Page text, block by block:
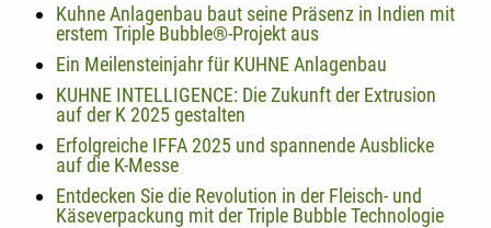
Kuhne Anlagenbau baut seine Präsenz in Indien mit
erstem Triple Bubble®-Projekt aus
Ein Meilensteinjahr für KUHNE Anlagenbau
KUHNE INTELLIGENCE: Die Zukunft der Extrusion
auf der K 2025 gestalten
Erfolgreiche IFFA 2025 und spannende Ausblicke
auf die K-Messe
Entdecken Sie die Revolution in der Fleisch- und
Käseverpackung mit der Triple Bubble Technologie